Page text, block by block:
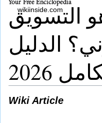
التسويق
الدليل
2026
Wiki Article
wikiinside.com